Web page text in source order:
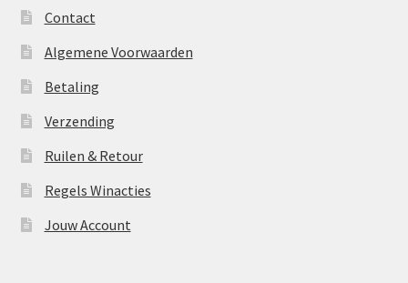
Contact
Algemene Voorwaarden
Betaling
Verzending
Ruilen & Retour
Regels Winacties
Jouw Account